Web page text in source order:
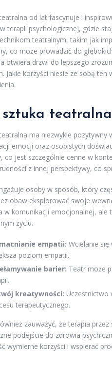
od lat fascynuje i
terapii psychologicznej, gdzie
teatralnym, takim jak
co może prowadzić do
otwiera drzwi do lepszego
Jakie korzyści niesie ze sobą
sztuka
ma niezwykle
emocji oraz osobistych
co jest szczególnie cenne w
z innej perspektywy, co
osoby w sposób, który
obaw eksplorować swoje
w komunikacji emocjonalnej,
życiu.
empatii: Wcielanie
poziom empatii.
barier: Teatr może
kreatywności: Uczestnictwo
terapeutycznego.
zauważyć, że terapia
podejście do zdrowia
wymierne korzyści i wspierać